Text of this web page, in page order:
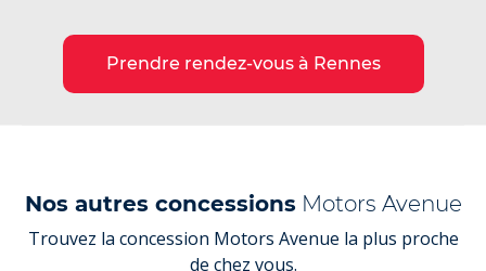
Prendre rendez-vous à Rennes
Nos autres concessionsMotors Avenue
Trouvez la concession Motors Avenue la plus proche
de chez vous.